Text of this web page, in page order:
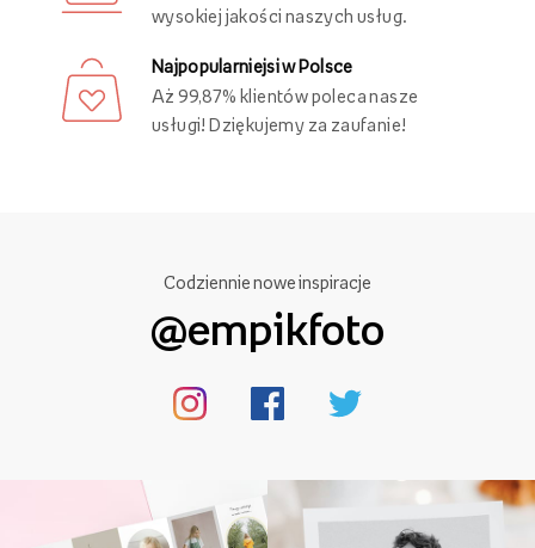
wysokiej jakości naszych usług.
Najpopularniejsi w Polsce
Aż 99,87% klientów poleca nasze
usługi! Dziękujemy za zaufanie!
Codziennie nowe inspiracje
@empikfoto